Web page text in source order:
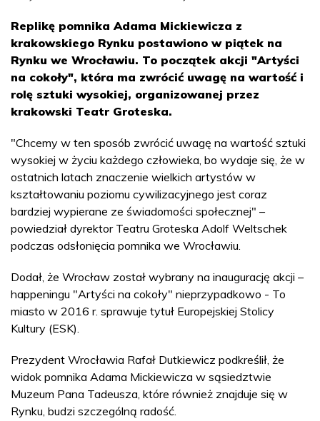
Replikę pomnika Adama Mickiewicza z
krakowskiego Rynku postawiono w piątek na
Rynku we Wrocławiu. To początek akcji "Artyści
na cokoły", która ma zwrócić uwagę na wartość i
rolę sztuki wysokiej, organizowanej przez
krakowski Teatr Groteska.
"Chcemy w ten sposób zwrócić uwagę na wartość sztuki
wysokiej w życiu każdego człowieka, bo wydaje się, że w
ostatnich latach znaczenie wielkich artystów w
kształtowaniu poziomu cywilizacyjnego jest coraz
bardziej wypierane ze świadomości społecznej" –
powiedział dyrektor Teatru Groteska Adolf Weltschek
podczas odsłonięcia pomnika we Wrocławiu.
Dodał, że Wrocław został wybrany na inaugurację akcji –
happeningu "Artyści na cokoły" nieprzypadkowo - To
miasto w 2016 r. sprawuje tytuł Europejskiej Stolicy
Kultury (ESK).
Prezydent Wrocławia Rafał Dutkiewicz podkreślił, że
widok pomnika Adama Mickiewicza w sąsiedztwie
Muzeum Pana Tadeusza, które również znajduje się w
Rynku, budzi szczególną radość.